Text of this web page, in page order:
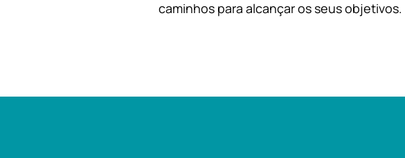
caminhos para alcançar os seus objetivos.